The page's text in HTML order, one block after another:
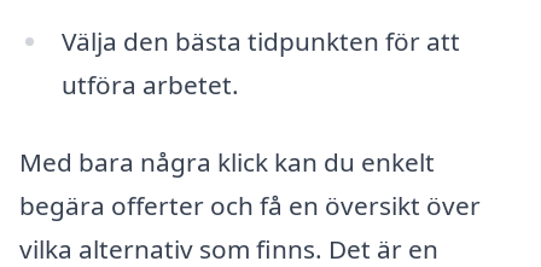
Välja den bästa tidpunkten för att
utföra arbetet.
Med bara några klick kan du enkelt
begära offerter och få en översikt över
vilka alternativ som finns. Det är en